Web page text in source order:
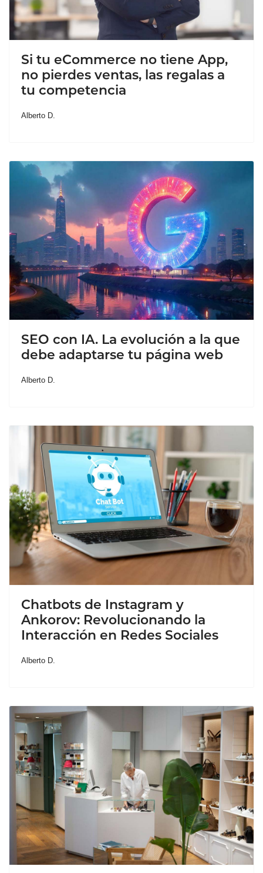
Si tu eCommerce no tiene App,
no pierdes ventas, las regalas a
tu competencia
Alberto D.
SEO con IA. La evolución a la que
debe adaptarse tu página web
Alberto D.
Chatbots de Instagram y
Ankorov: Revolucionando la
Interacción en Redes Sociales
Alberto D.